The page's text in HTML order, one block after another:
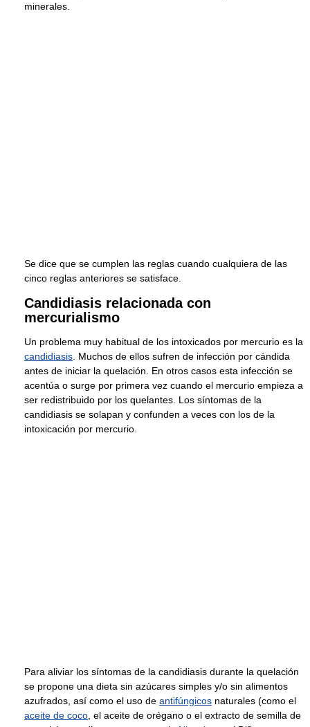
minerales.
Se dice que se cumplen las reglas cuando cualquiera de las
cinco reglas anteriores se satisface.
Candidiasis relacionada con
mercurialismo
Un problema muy habitual de los intoxicados por mercurio es la
candidiasis . Muchos de ellos sufren de infección por cándida
antes de iniciar la quelación. En otros casos esta infección se
acentúa o surge por primera vez cuando el mercurio empieza a
ser redistribuido por los quelantes. Los síntomas de la
candidiasis se solapan y confunden a veces con los de la
intoxicación por mercurio.
Para aliviar los síntomas de la candidiasis durante la quelación
se propone una dieta sin azúcares simples y/o sin alimentos
azufrados, así como el uso de antifúngicos naturales (como el
aceite de coco , el aceite de orégano o el extracto de semilla de